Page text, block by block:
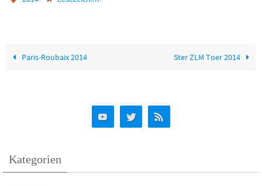
Paris-Roubaix 2014 Ster ZLM Toer 2014
Kategorien